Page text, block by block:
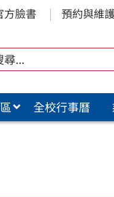
方臉書 預約與維
全校行事曆